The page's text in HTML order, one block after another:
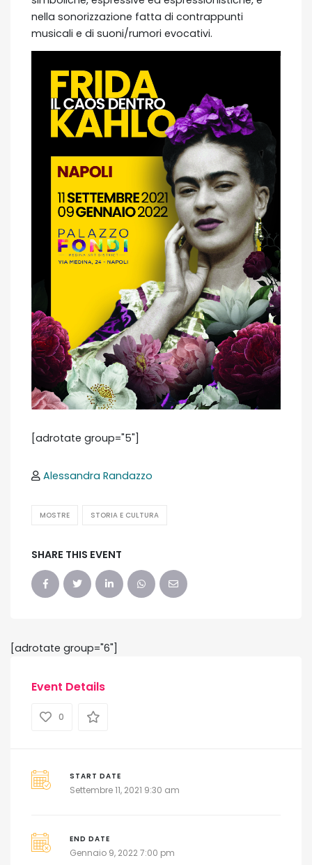
nella sonorizzazione fatta di contrappunti
musicali e di suoni/rumori evocativi.
[adrotate group="5"]
Alessandra Randazzo
MOSTRE STORIA E CULTURA
SHARE THIS EVENT
[adrotate group="6"]
Event Details
0
START DATE
Settembre 11, 2021 9:30 am
END DATE
Gennaio 9, 2022 7:00 pm